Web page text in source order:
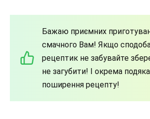
Бажаю приємних
смачного Вам! Якщо
рецептик не забувайте
не загубити! І окрема
поширення рецепту!